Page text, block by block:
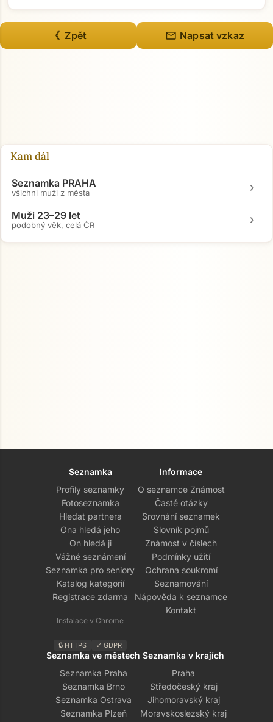
《 Zpět mail Napsat vzkaz
Kam dál
Seznamka PRAHA
všichni muži z města chevron_right
Muži 23–29 let
podobný věk, celá ČR chevron_right
Seznamka
Profily seznamky
Fotoseznamka
Hledat partnera
Ona hledá jeho
On hledá ji
Vážné seznámení
Seznamka pro seniory
Katalog kategorií
Registrace zdarma
Instalace v Chrome
🔒 HTTPS ✓ GDPR
Informace
O seznamce Známost
Časté otázky
Srovnání seznamek
Slovník pojmů
Známost v číslech
Podmínky užití
Ochrana soukromí
Seznamování
Nápověda k seznamce
Kontakt
Seznamka ve městech
Seznamka Praha
Seznamka Brno
Seznamka Ostrava
Seznamka Plzeň
Seznamka v krajích
Praha
Středočeský kraj
Jihomoravský kraj
Moravskoslezský kraj